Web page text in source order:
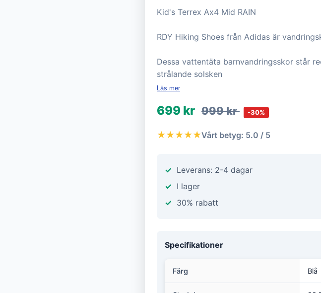
Kid's Terrex Ax4 Mid RAIN
RDY Hiking Shoes från Adidas är
Dessa vattentäta barnvandringsskor står
strålande solsken
Läs mer
699 kr 999 kr -30%
★★★★★Vårt betyg: 5.0 / 5
Leverans: 2-4 dagar
I lager
30% rabatt
Specifikationer
Färg Blå